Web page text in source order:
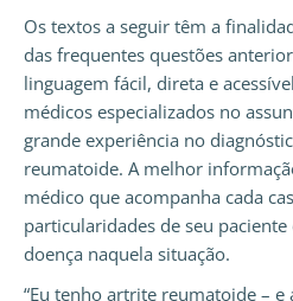
Os textos a seguir têm a
das frequentes questões
linguagem fácil, direta e
médicos especializados no
grande experiência no
reumatoide. A melhor
médico que acompanha cada
particularidades de seu
doença naquela situação.
“Eu tenho artrite reumatoide – e